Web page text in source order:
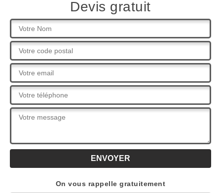
Devis gratuit
On vous rappelle gratuitement